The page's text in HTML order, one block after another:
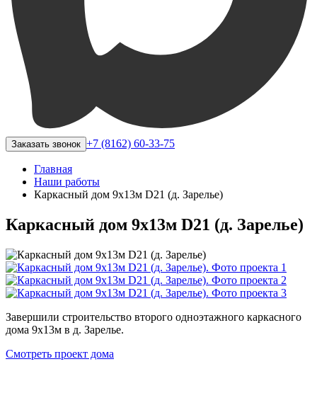
Заказать звонок +7 (8162) 60-33-75
Главная
Наши работы
Каркасный дом 9х13м D21 (д. Зарелье)
Каркасный дом 9х13м D21 (д. Зарелье)
Завершили строительство второго одноэтажного каркасного
дома 9х13м в д. Зарелье.
Смотреть проект дома